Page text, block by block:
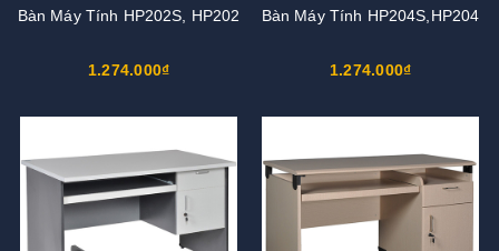
Bàn Máy Tính HP202S, HP202
1.274.000₫
Bàn Máy Tính HP204S,HP204
1.274.000₫